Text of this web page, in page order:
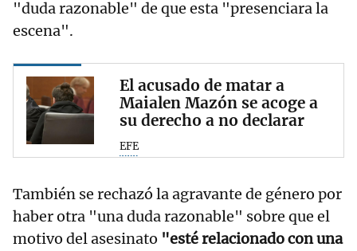
"duda razonable" de que esta "presenciara la
escena".
El acusado de matar a
Maialen Mazón se acoge a
su derecho a no declarar
EFE
También se rechazó la agravante de género por
haber otra "una duda razonable" sobre que el
motivo del asesinato "esté relacionado con una